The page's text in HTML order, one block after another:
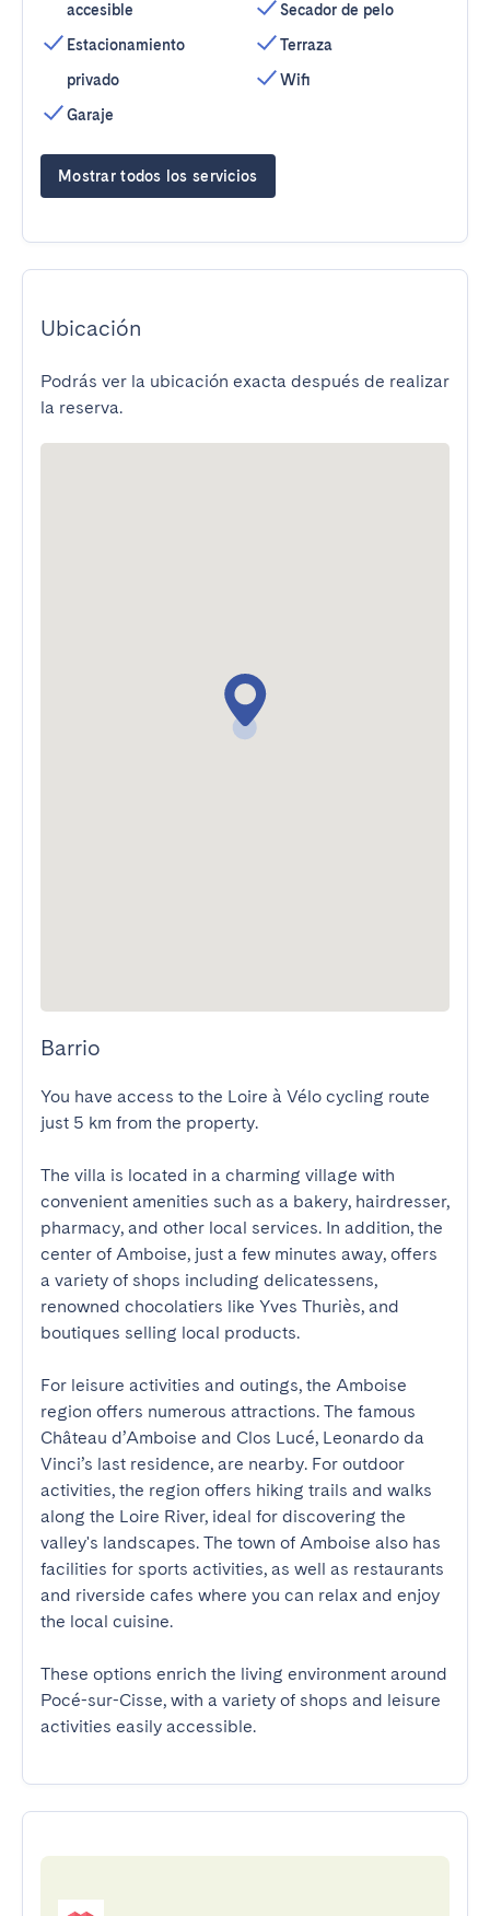
accesible
Estacionamiento
privado
Garaje
Secador de pelo
Terraza
Wifi
Mostrar todos los servicios
Ubicación
Podrás ver la ubicación exacta después de realizar
la reserva.
Barrio
You have access to the Loire à Vélo cycling route
just 5 km from the property.
The villa is located in a charming village with
convenient amenities such as a bakery, hairdresser,
pharmacy, and other local services. In addition, the
center of Amboise, just a few minutes away, offers
a variety of shops including delicatessens,
renowned chocolatiers like Yves Thuriès, and
boutiques selling local products.
For leisure activities and outings, the Amboise
region offers numerous attractions. The famous
Château d’Amboise and Clos Lucé, Leonardo da
Vinci’s last residence, are nearby. For outdoor
activities, the region offers hiking trails and walks
along the Loire River, ideal for discovering the
valley's landscapes. The town of Amboise also has
facilities for sports activities, as well as restaurants
and riverside cafes where you can relax and enjoy
the local cuisine.
These options enrich the living environment around
Pocé-sur-Cisse, with a variety of shops and leisure
activities easily accessible.